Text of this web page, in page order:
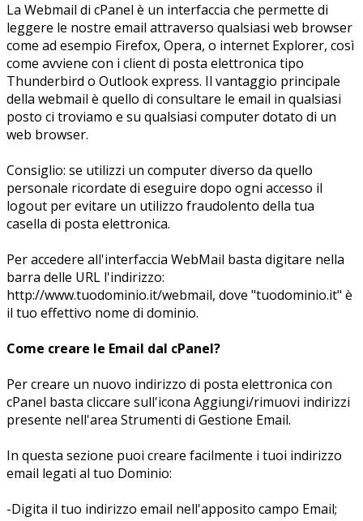
La Webmail di cPanel è un interfaccia che permette di
leggere le nostre email attraverso qualsiasi web browser
come ad esempio Firefox, Opera, o internet Explorer, così
come avviene con i client di posta elettronica tipo
Thunderbird o Outlook express. Il vantaggio principale
della webmail è quello di consultare le email in qualsiasi
posto ci troviamo e su qualsiasi computer dotato di un
web browser.
Consiglio: se utilizzi un computer diverso da quello
personale ricordate di eseguire dopo ogni accesso il
logout per evitare un utilizzo fraudolento della tua
casella di posta elettronica.
Per accedere all'interfaccia WebMail basta digitare nella
barra delle URL l'indirizzo:
http://www.tuodominio.it/webmail, dove "tuodominio.it" è
il tuo effettivo nome di dominio.
Come creare le Email dal cPanel?
Per creare un nuovo indirizzo di posta elettronica con
cPanel basta cliccare sull'icona Aggiungi/rimuovi indirizzi
presente nell'area Strumenti di Gestione Email.
In questa sezione puoi creare facilmente i tuoi indirizzo
email legati al tuo Dominio:
-Digita il tuo indirizzo email nell'apposito campo Email;